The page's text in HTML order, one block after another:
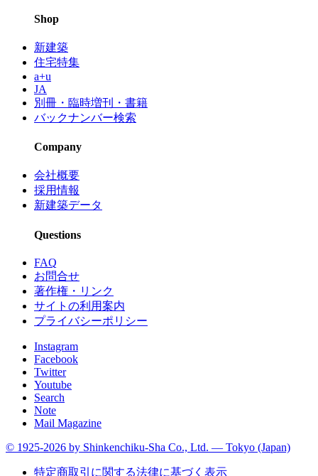
Shop
新建築
住宅特集
a+u
JA
別冊・臨時増刊・書籍
バックナンバー検索
Company
会社概要
採用情報
新建築データ
Questions
FAQ
お問合せ
著作権・リンク
サイトの利用案内
プライバシーポリシー
Instagram
Facebook
Twitter
Youtube
Search
Note
Mail Magazine
© 1925-2026 by Shinkenchiku-Sha Co., Ltd. — Tokyo (Japan)
特定商取引に関する法律に基づく表示